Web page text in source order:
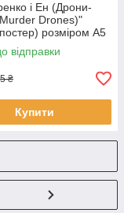
і Ен (Дрони-
Murder Drones)"
розміром А5
відправки
₴
Купити